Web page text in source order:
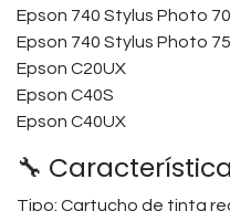
Epson 740 Stylus Photo
Epson 740 Stylus Photo
Epson C20UX
Epson C40S
Epson C40UX
🔧
Tipo: Cartucho de tinta